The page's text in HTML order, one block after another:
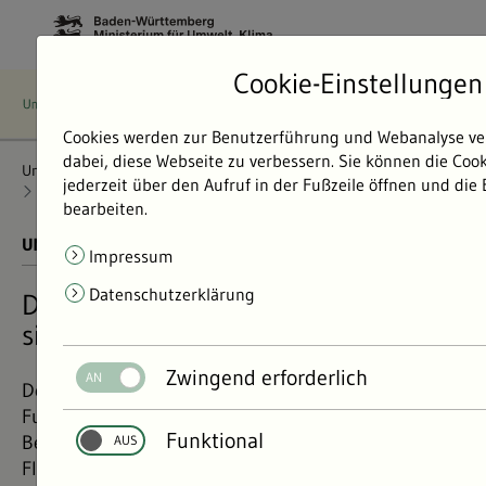
Umweltdaten Bericht: Umweltdaten 2024
Wasser
Fließgewässer
Fließgewässer in keinem guten Zustand
UMWELTDATEN BERICHT 2024
Die meisten Fließgewässer im Land
sind in keinem guten Zustand
Der ökologische Zustand dient als Maß für die
Funktionsfähigkeit von Gewässern. Standardisierte
Bewertungsverfahren zeigen: Die meisten Bäche und
Flüsse Baden-Württembergs sind ökologisch nicht
Cookie-Einstellungen
Cookies werden zur Benutzerführung und Webanalyse
dabei, diese Webseite zu verbessern. Sie können die
jederzeit über den Aufruf in der Fußzeile öffnen und die
bearbeiten.
Impressum
Datenschutzerklärung
Zwingend erforderlich
Funktional